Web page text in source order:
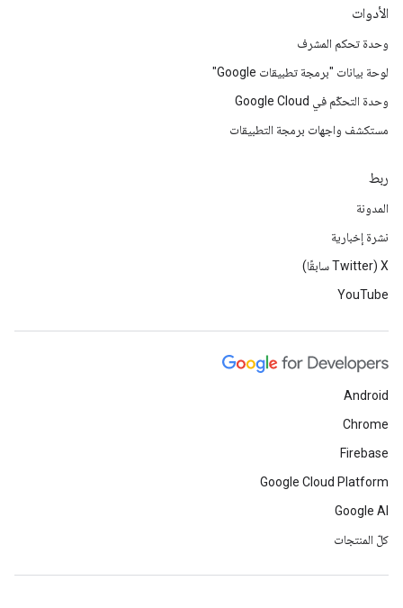
الأدوات
وحدة تحكم المشرف
لوحة بيانات "برمجة تطبيقات Google"
وحدة التحكّم في Google Cloud
مستكشف واجهات برمجة التطبيقات
ربط
المدونة
نشرة إخبارية
‫X ‏(Twitter سابقًا)
YouTube
Android
Chrome
Firebase
Google Cloud Platform
Google AI
كلّ المنتجات